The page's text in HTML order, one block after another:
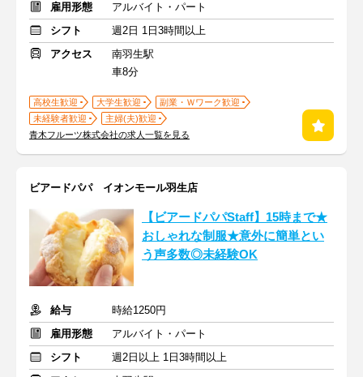
雇用形態
アルバイト・パート
シフト
週2日 1日3時間以上
アクセス
南羽生駅
車8分
高校生歓迎 大学生歓迎
副業・Ｗワーク歓迎
未経験者歓迎
主婦(夫)歓迎
青木フルーツ株式会社の求人一覧を見る
ビアードパパ イオンモール羽生店
【ビアードパパStaff】15時まで★
おしゃれな制服★意外に簡単とい
う声多数◎未経験OK
給与
時給1250円
雇用形態
アルバイト・パート
シフト
週2日以上 1日3時間以上